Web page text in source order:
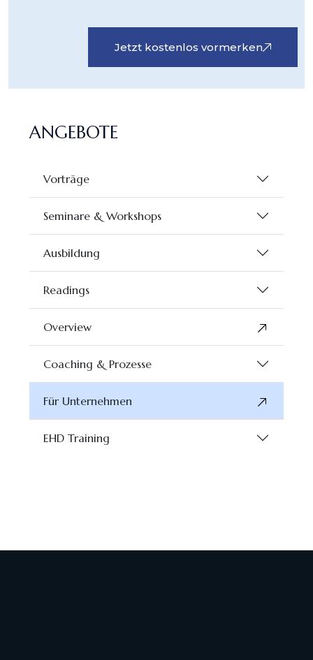
Jetzt kostenlos vormerken
ANGEBOTE
Vorträge
Seminare & Workshops
Ausbildung
Readings
Overview
Coaching & Prozesse
Für Unternehmen
EHD Training